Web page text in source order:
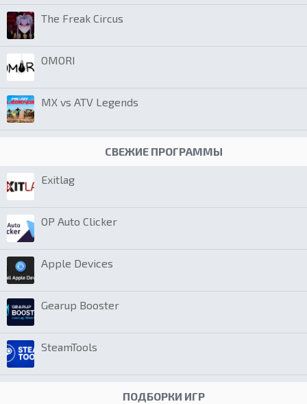
The Freak Circus
OMORI
MX vs ATV Legends
СВЕЖИЕ ПРОГРАММЫ
Exitlag
OP Auto Clicker
Apple Devices
Gearup Booster
SteamTools
ПОДБОРКИ ИГР